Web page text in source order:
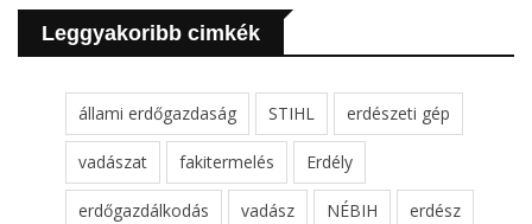
Leggyakoribb cimkék
állami erdőgazdaság STIHL erdészeti gép
vadászat fakitermelés Erdély
erdőgazdálkodás vadász NÉBIH erdész